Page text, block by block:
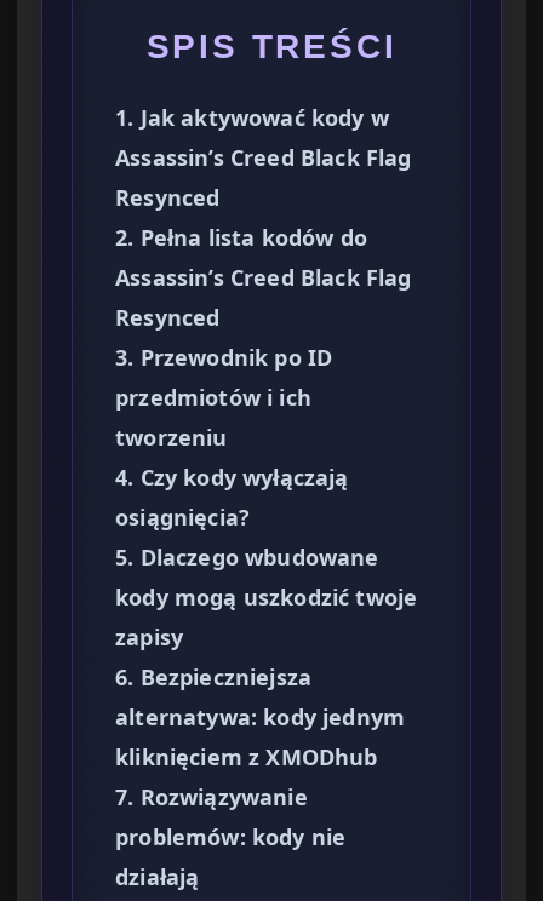
SPIS TREŚCI
1. Jak aktywować kody w
Assassin’s Creed Black Flag
Resynced
2. Pełna lista kodów do
Assassin’s Creed Black Flag
Resynced
3. Przewodnik po ID
przedmiotów i ich
tworzeniu
4. Czy kody wyłączają
osiągnięcia?
5. Dlaczego wbudowane
kody mogą uszkodzić twoje
zapisy
6. Bezpieczniejsza
alternatywa: kody jednym
kliknięciem z XMODhub
7. Rozwiązywanie
problemów: kody nie
działają